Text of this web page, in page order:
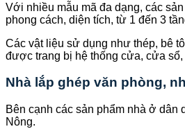
Với nhiều mẫu mã đa dạng, các
phong cách, diện tích, từ 1 đến 3
Các vật liệu sử dụng như thép, bê
được trang bị hệ thống cửa, cửa
Nhà lắp ghép văn phòng,
Bên cạnh các sản phẩm nhà ở
Nông.